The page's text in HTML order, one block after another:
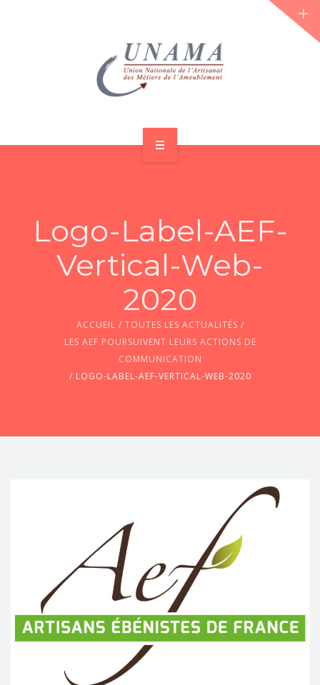
LES JOURNÉES 2026 ⌵
ACTUS & DOSSIERS
Logo-Label-AEF-
Vertical-Web-
2020
ACCUEIL / TOUTES LES ACTUALITÉS /
LES AEF POURSUIVENT LEURS ACTIONS DE
COMMUNICATION
/ LOGO-LABEL-AEF-VERTICAL-WEB-2020